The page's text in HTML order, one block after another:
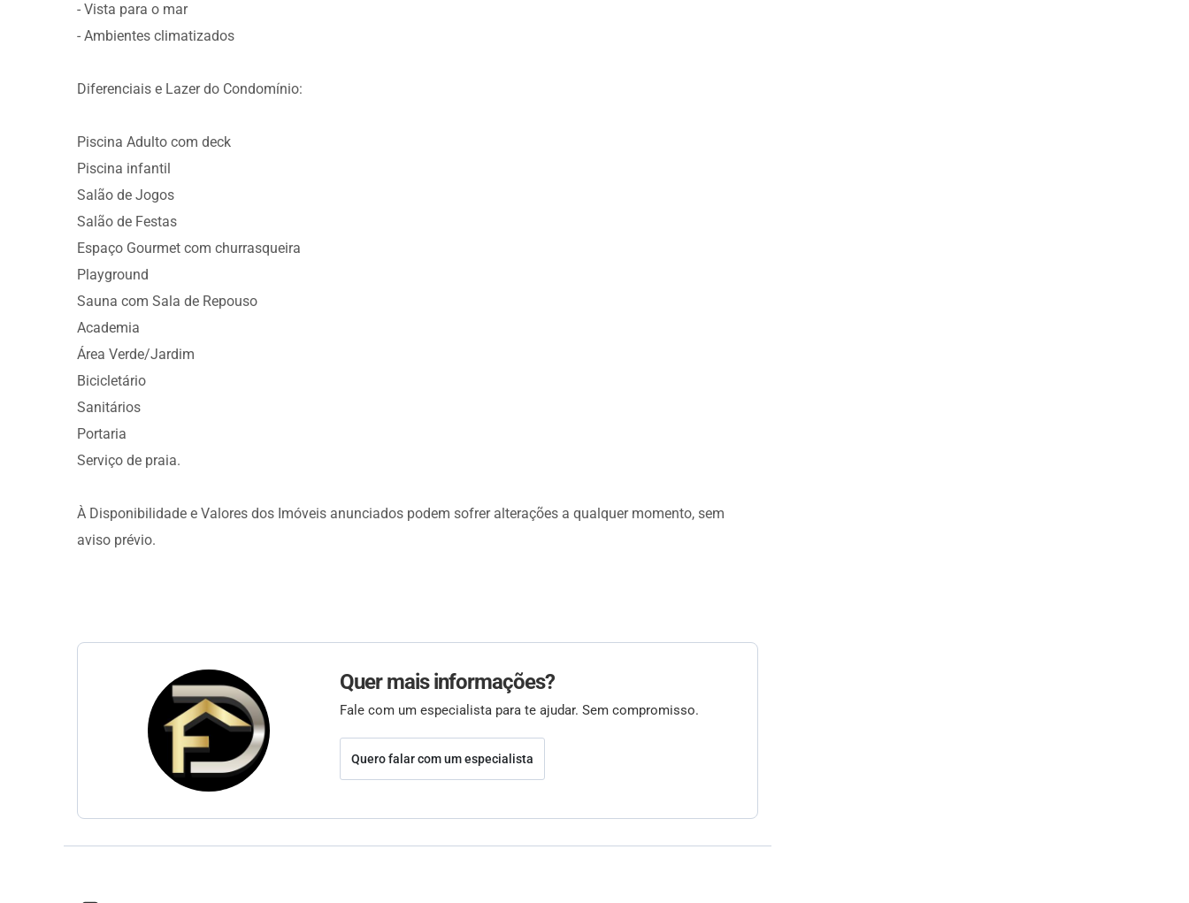
- Vista para o mar
- Ambientes climatizados
Diferenciais e Lazer do Condomínio:
Piscina Adulto com deck
Piscina infantil
Salão de Jogos
Salão de Festas
Espaço Gourmet com churrasqueira
Playground
Sauna com Sala de Repouso
Academia
Área Verde/Jardim
Bicicletário
Sanitários
Portaria
Serviço de praia.
À Disponibilidade e Valores dos Imóveis anunciados podem sofrer alterações a qualquer momento, sem
aviso prévio.
Quer mais informações?
Fale com um especialista para te ajudar. Sem compromisso.
Quero falar com um especialista